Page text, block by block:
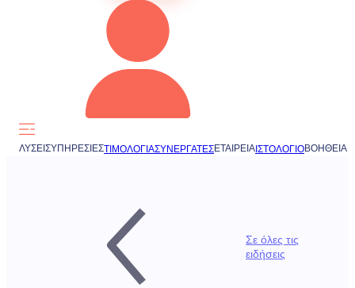
ΛΎΣΕΙΣΥΠΗΡΕΣΊΕΣΤΙΜΟΛΌΓΙΑΣΥΝΕΡΓΆΤΕΣΕΤΑΙΡΕΊΑΙΣΤΟΛΌΓΙΟΒΟΉΘΕΙΑ
Σε όλες τις
ειδήσεις